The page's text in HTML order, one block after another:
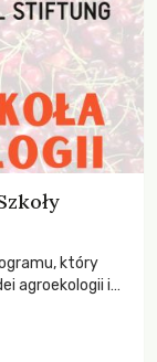
który
agroekologii i